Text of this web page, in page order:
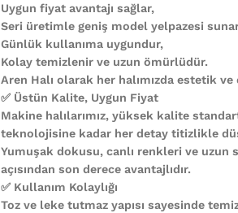
Uygun fiyat avantajı sağlar,
Seri üretimle geniş model yelpazesi
Günlük kullanıma uygundur,
Kolay temizlenir ve uzun ömürlüdür.
Aren Halı olarak her halımızda estetik ve
✅ Üstün Kalite, Uygun Fiyat
Makine halılarımız, yüksek kalite
teknolojisine kadar her detay titizlikle
Yumuşak dokusu, canlı renkleri ve
açısından son derece avantajlıdır.
✅ Kullanım Kolaylığı
Toz ve leke tutmaz yapısı sayesinde